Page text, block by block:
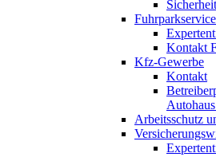
Kontakt
Kfz-Gewerbe
Kontakt
Arbeitsschutz